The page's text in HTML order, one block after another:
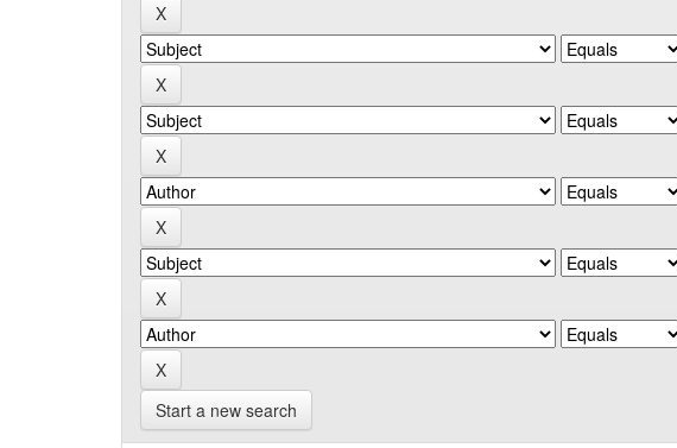
Start a new search